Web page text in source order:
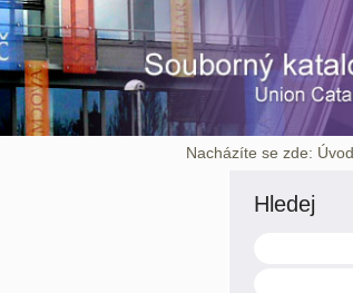
Nacházíte se zde: Úvod
Hledej